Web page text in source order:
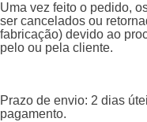
Uma vez feito o pedido,
ser cancelados ou
fabricação) devido ao
pelo ou pela cliente.
Prazo de envio: 2 dias
pagamento.